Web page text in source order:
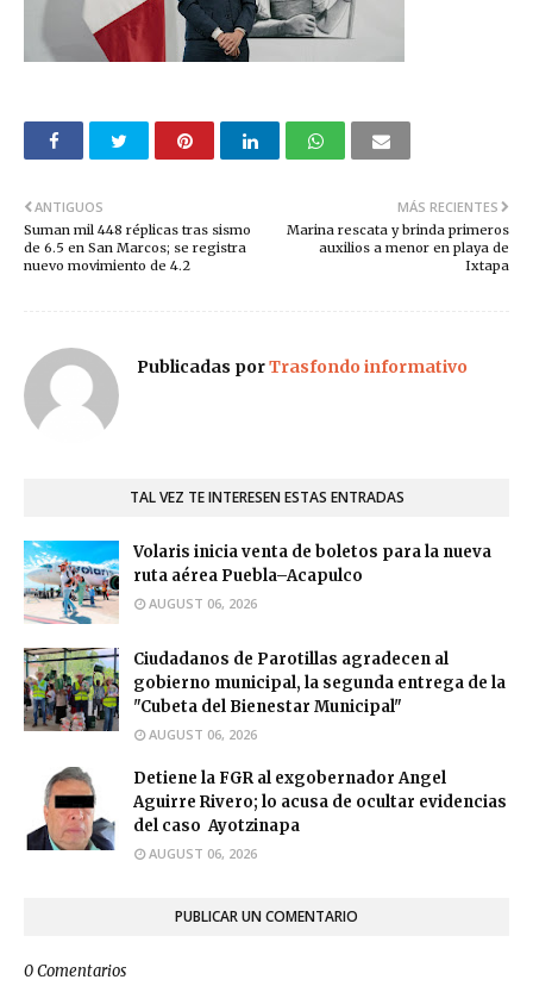
MÁS RECIENTES
Marina rescata y brinda primeros
auxilios a menor en playa de
Ixtapa
ANTIGUOS
Suman mil 448 réplicas tras sismo
de 6.5 en San Marcos; se registra
nuevo movimiento de 4.2
Publicadas porTrasfondo informativo
TAL VEZ TE INTERESEN ESTAS ENTRADAS
Volaris inicia venta de boletos para la nueva
ruta aérea Puebla–Acapulco
AUGUST 06, 2026
Ciudadanos de Parotillas agradecen al
gobierno municipal, la segunda entrega de la
"Cubeta del Bienestar Municipal"
AUGUST 06, 2026
Detiene la FGR al exgobernador Angel
Aguirre Rivero; lo acusa de ocultar evidencias
del caso Ayotzinapa
AUGUST 06, 2026
PUBLICAR UN COMENTARIO
0 Comentarios